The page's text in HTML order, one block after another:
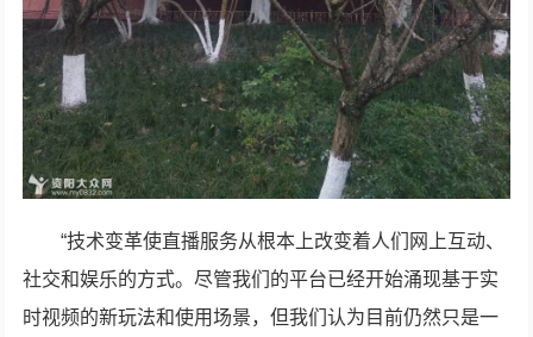
“技术变革使直播服务从根本上改变着人们网上互动、
社交和娱乐的方式。尽管我们的平台已经开始涌现基于实
时视频的新玩法和使用场景，但我们认为目前仍然只是一